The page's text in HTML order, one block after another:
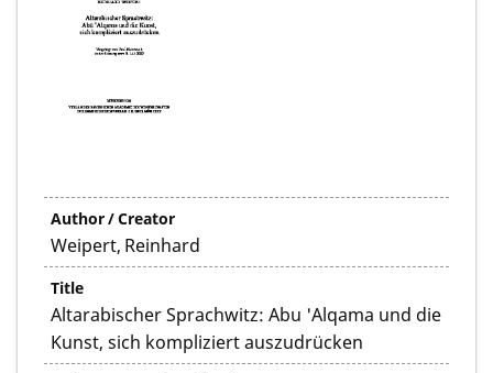
Author / Creator
Weipert, Reinhard
Title
Altarabischer Sprachwitz: Abu 'Alqama und die
Kunst, sich kompliziert auszudrücken